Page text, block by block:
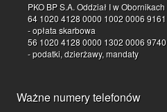
PKO BP S.A. Oddział I w Obornikach
64 1020 4128 0000 1002 0006 9161
- opłata skarbowa
56 1020 4128 0000 1302 0006 9740
- podatki, dzierżawy, mandaty
Ważne numery telefonów